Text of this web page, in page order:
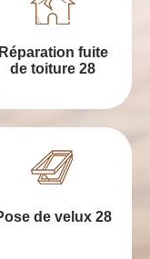
Réparation fuite
de toiture 28
de velux 28